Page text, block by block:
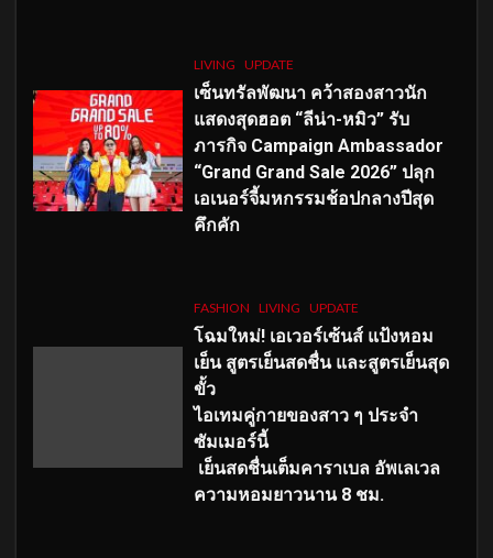
LIVING UPDATE
เซ็นทรัลพัฒนา คว้าสองสาวนัก
แสดงสุดฮอต “ลีน่า-หมิว” รับ
ภารกิจ Campaign Ambassador
“Grand Grand Sale 2026” ปลุก
เอเนอร์จี้มหกรรมช้อปกลางปีสุด
คึกคัก
FASHION LIVING UPDATE
โฉมใหม่! เอเวอร์เซ้นส์ แป้งหอม
เย็น สูตรเย็นสดชื่น และสูตรเย็นสุด
ขั้ว
ไอเทมคู่กายของสาว ๆ ประจำ
ซัมเมอร์นี้
เย็นสดชื่นเต็มคาราเบล อัพเลเวล
ความหอมยาวนาน 8 ชม.